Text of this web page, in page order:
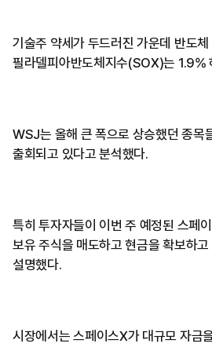
기술주 약세가 두드러진 가운데 반도
필라델피아반도체지수(SOX)는 1.9%
WSJ는 올해 큰 폭으로 상승했던 종목
출회되고 있다고 분석했다.
특히 투자자들이 이번 주 예정된 스페
보유 주식을 매도하고 현금을 확보하
설명했다.
시장에서는 스페이스X가 대규모 자금